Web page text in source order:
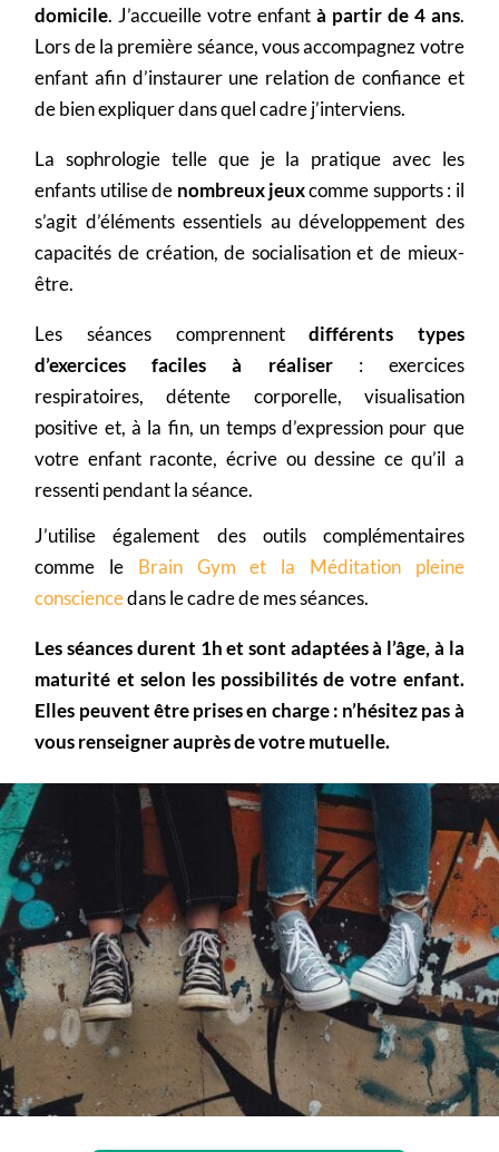
domicile. J’accueille votre enfant à partir de 4 ans.
Lors de la première séance, vous accompagnez votre
enfant afin d’instaurer une relation de confiance et
de bien expliquer dans quel cadre j’interviens.
La sophrologie telle que je la pratique avec les
enfants utilise de nombreux jeuxcomme supports : il
s’agit d’éléments essentiels au développement des
capacités de création, de socialisation et de mieux-
être.
Les séances comprennentdifférents types
d’exercices faciles à réaliser: exercices
respiratoires, détente corporelle, visualisation
positive et, à la fin, un temps d’expression pour que
votre enfant raconte, écrive ou dessine ce qu’il a
ressenti pendant la séance.
J’utilise également des outils complémentaires
comme le Brain Gym et la Méditation pleine
consciencedans le cadre de mes séances.
Les séances durent 1h et sont adaptées à l’âge, à la
maturité et selon les possibilités de votre enfant.
Elles peuvent être prises en charge : n’hésitez pas à
vous renseigner auprès de votre mutuelle.